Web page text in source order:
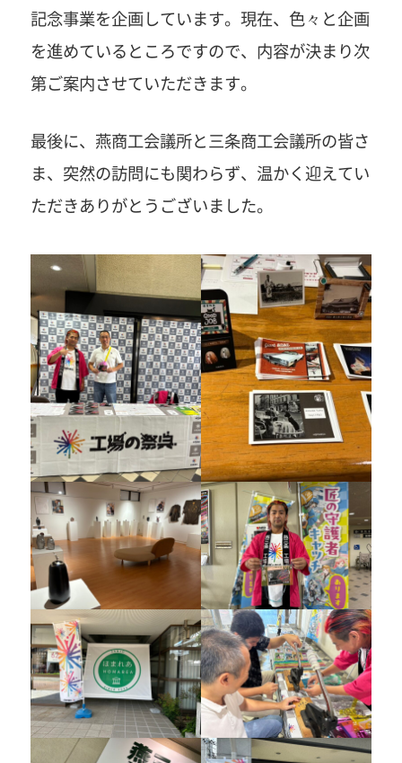
記念事業を企画しています。現在、色々と企画
を進めているところですので、内容が決まり次
第ご案内させていただきます。
最後に、燕商工会議所と三条商工会議所の皆さ
ま、突然の訪問にも関わらず、温かく迎えてい
ただきありがとうございました。